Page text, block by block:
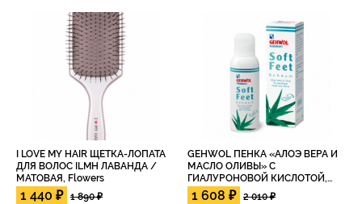
I LOVE MY HAIR ЩЕТКА-ЛОПАТА
ДЛЯ ВОЛОС ILMH ЛАВАНДА /
МАТОВАЯ, Flowers
1 440 ₽ 1 890 ₽
GEHWOL ПЕНКА «АЛОЭ ВЕРА И
МАСЛО ОЛИВЫ» С
ГИАЛУРОНОВОЙ КИСЛОТОЙ,
125мл
1 608 ₽ 2 010 ₽